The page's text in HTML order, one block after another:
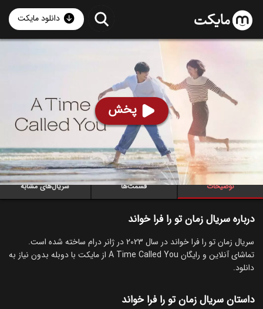
دانلود مایکت
پخش
سریال زمان تو را فرا خواند با دوبله فارسی
۲۹۴ 89 ۷.۸
ساخت کره جنوبی سال 2023
رده سنی ۱۳+
کره‌ای
سریال درام عاشقانه
توضیحات قسمت‌ها سریال‌های مشابه
درباره سریال زمان تو را فرا خواند
سریال زمان تو را فرا خواند در سال 2023 در ژانر درام ساخته شده است.
تماشای آنلاین و رایگان A Time Called You از مایکت با دوبله بدون نیاز به
دانلود.
داستان سریال زمان تو را فرا خواند